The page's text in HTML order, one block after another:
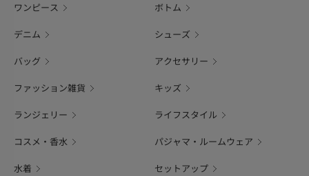
ワンピース ボトム
デニム シューズ
バッグ アクセサリー
ファッション雑貨 キッズ
ランジェリー ライフスタイル
コスメ・香水 パジャマ・ルームウェア
水着 セットアップ